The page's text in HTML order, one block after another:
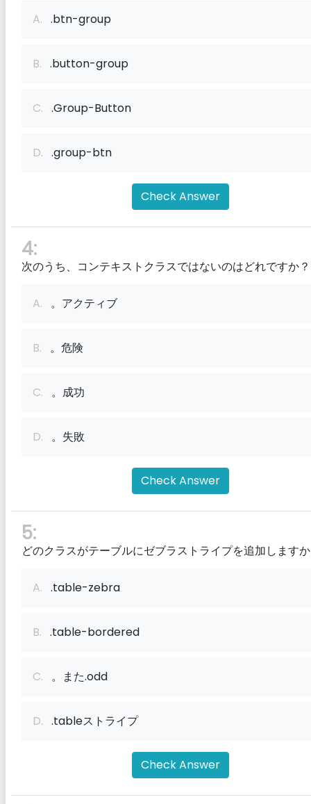
A. .btn-group
B. .button-group
C. .Group-Button
D. .group-btn
Check Answer
4:
次のうち、コンテキストクラスではないのはどれですか？
A. 。アクティブ
B. 。危険
C. 。成功
D. 。失敗
Check Answer
5:
どのクラスがテーブルにゼブラストライプを追加します
A. .table-zebra
B. .table-bordered
C. 。また.odd
D. .tableストライプ
Check Answer